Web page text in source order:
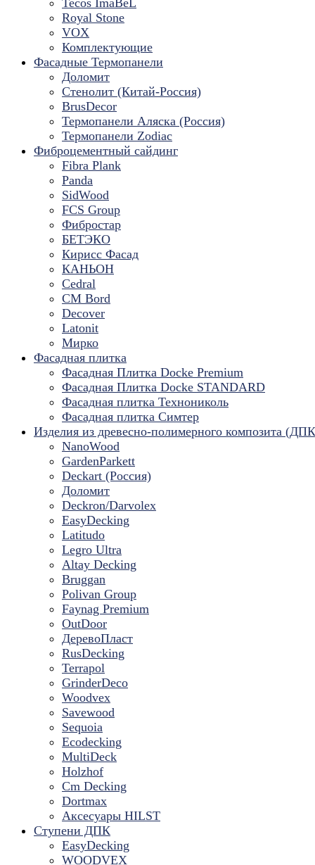
Tecos ImaBeL
Royal Stone
VOX
Комплектующие
Фасадные Термопанели
Доломит
Стенолит (Китай-Россия)
BrusDecor
Термопанели Аляска (Россия)
Термопанели Zodiac
Фиброцементный сайдинг
Fibra Plank
Panda
SidWood
FCS Group
Фибростар
БЕТЭКО
Кирисс Фасад
КАНЬОН
Cedral
CM Bord
Decover
Latonit
Мирко
Фасадная плитка
Фасадная Плитка Docke Premium
Фасадная Плитка Docke STANDARD
Фасадная плитка Технониколь
Фасадная плитка Симтер
Изделия из древесно-полимерного композита
NanoWood
GardenParkett
Deckart (Россия)
Доломит
Deckron/Darvolex
EasyDecking
Latitudo
Legro Ultra
Altay Decking
Bruggan
Polivan Group
Faynag Premium
OutDoor
ДеревоПласт
RusDecking
Terrapol
GrinderDeco
Woodvex
Savewood
Sequoia
Ecodecking
MultiDeck
Holzhof
Cm Decking
Dortmax
Аксесуары HILST
Ступени ДПК
EasyDecking
WOODVEX